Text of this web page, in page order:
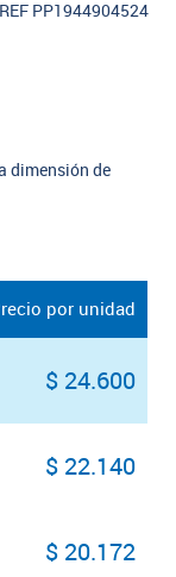
REF PP1944904524
dimensión de
por unidad
$ 24.600
$ 22.140
$ 20.172